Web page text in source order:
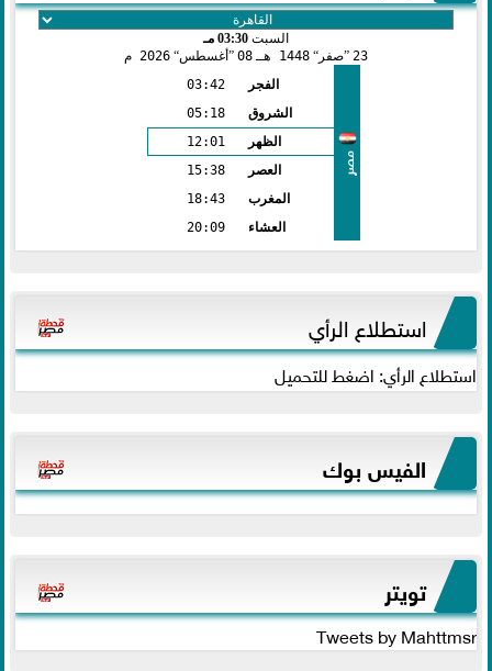
السبت 03:30 مـ
23
صفر 1448 هـ 08 أغسطس 2026 م
مصر
الفجر
03:42
الشروق
05:18
الظهر
12:01
العصر
15:38
المغرب
18:43
العشاء
20:09
استطلاع الرأي
استطلاع الرأي: اضغط للتحميل
الفيس بوك
تويتر
Tweets by Mahttmsr